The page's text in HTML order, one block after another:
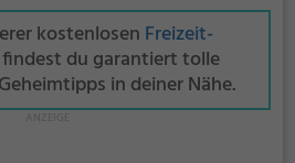
kostenlosen Freizeit-
du garantiert tolle
in deiner Nähe.